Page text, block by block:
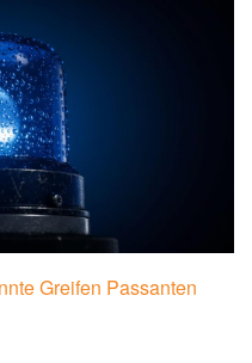
Greifen Passanten